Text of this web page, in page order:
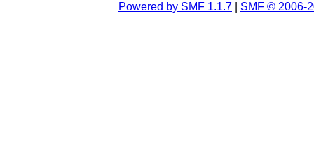
Powered by SMF 1.1.7 SMF © 2006-